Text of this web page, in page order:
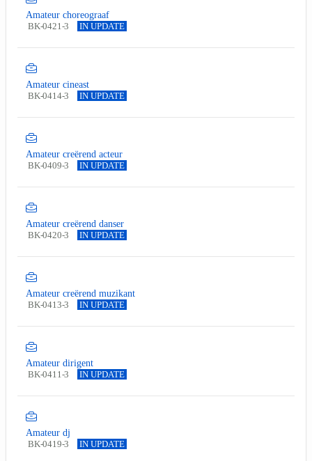
Amateur choreograaf
BK-0421-3
IN UPDATE
Amateur cineast
BK-0414-3
IN UPDATE
Amateur creërend acteur
BK-0409-3
IN UPDATE
Amateur creërend danser
BK-0420-3
IN UPDATE
Amateur creërend muzikant
BK-0413-3
IN UPDATE
Amateur dirigent
BK-0411-3
IN UPDATE
Amateur dj
BK-0419-3
IN UPDATE